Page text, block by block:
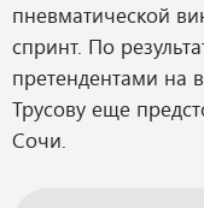
пневматической
спринт. По
претендентами на
Трусову еще
Сочи.